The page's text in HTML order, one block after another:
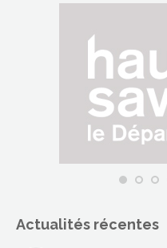
s'ouvre
Actualités récentes